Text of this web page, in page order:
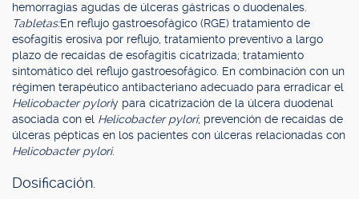
hemorragias agudas de úlceras gástricas o duodenales.
Tabletas:En reflujo gastroesofágico (RGE) tratamiento de
esofagitis erosiva por reflujo, tratamiento preventivo a largo
plazo de recaídas de esofagitis cicatrizada; tratamiento
sintomático del reflujo gastroesofágico. En combinación con un
régimen terapéutico antibacteriano adecuado para erradicar el
Helicobacter pyloriy para cicatrización de la úlcera duodenal
asociada con el Helicobacter pylori; prevención de recaídas de
úlceras pépticas en los pacientes con úlceras relacionadas con
Helicobacter pylori.
Dosificación.